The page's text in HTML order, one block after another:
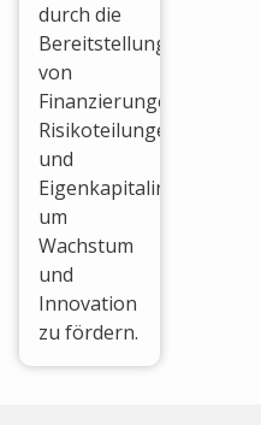
durch die
Bereitstellung
von
Finanzierungen,
Risikoteilungen
und
Eigenkapitalinvestitionen,
um
Wachstum
und
Innovation
zu fördern.